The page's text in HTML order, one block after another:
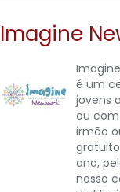
Imagine
é um
jovens
ou
irmão
ano,
nosso